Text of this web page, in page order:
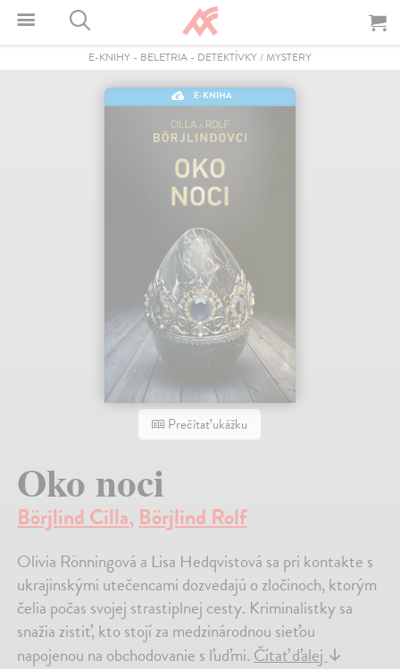
E-KNIHY - BELETRIA - DETEKTÍVKY / MYSTERY
E-KNIHA
Prečítať ukážku
Oko noci
Börjlind Cilla, Börjlind Rolf
Olivia Rönningová a Lisa Hedqvistová sa pri kontakte s
ukrajinskými utečencami dozvedajú o zločinoch, ktorým
čelia počas svojej strastiplnej cesty. Kriminalistky sa
snažia zistiť, kto stojí za medzinárodnou sieťou
napojenou na obchodovanie s ľuďmi.Čítať ďalej↓